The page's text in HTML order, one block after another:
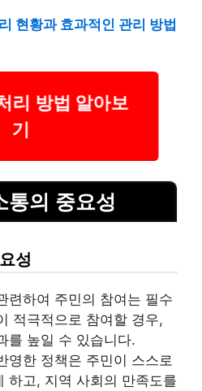
현황과 효과적인 관리 방법
리 방법 알아보
기
통의 중요성
성
련하여 주민의 참여는 필수
적극적으로 참여할 경우,
를 높일 수 있습니다.
영한 정책은 주민이 스스로
하고, 지역 사회의 만족도를